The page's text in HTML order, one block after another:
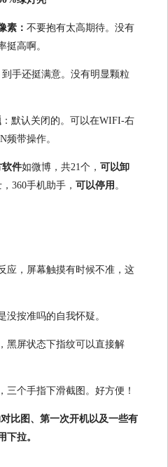
素： 不要抱有太高期待。没有
挺高啊。
手还挺满意。没有明显颗粒
：默认关闭的。可以在WIFI-右
带操作。
软件如微博，共21个， 可以卸
360手机助手， 可以停用 。
应，屏幕触摸有时候不准，这
没按准吗的自我怀疑。
黑屏状态下指纹可以直接解
个手指下滑截图。好方便！
比图、第一次开机以及一些有
下拉。